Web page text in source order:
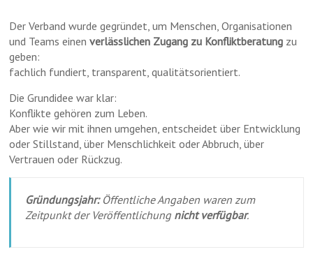
Der Verband wurde gegründet, um Menschen, Organisationen
und Teams einenverlässlichen Zugang zu Konfliktberatung zu
geben:
fachlich fundiert, transparent, qualitätsorientiert.
Die Grundidee war klar:
Konflikte gehören zum Leben.
Aber wie wir mit ihnen umgehen, entscheidet über Entwicklung
oder Stillstand, über Menschlichkeit oder Abbruch, über
Vertrauen oder Rückzug.
Gründungsjahr:Öffentliche Angaben waren zum
Zeitpunkt der Veröffentlichung nicht verfügbar.